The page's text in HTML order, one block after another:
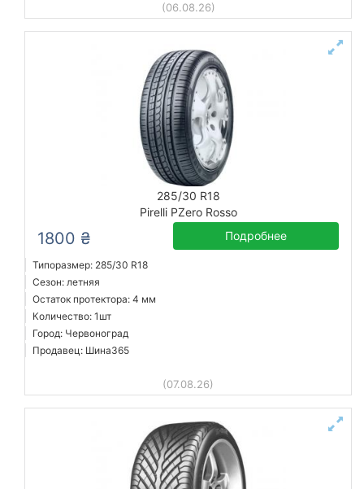
(06.08.26)
285/30 R18
Pirelli PZero Rosso
1800 ₴ Подробнее
Типоразмер: 285/30 R18
Сезон: летняя
Остаток протектора: 4 мм
Количество: 1шт
Город: Червоноград
Продавец: Шина365
(07.08.26)